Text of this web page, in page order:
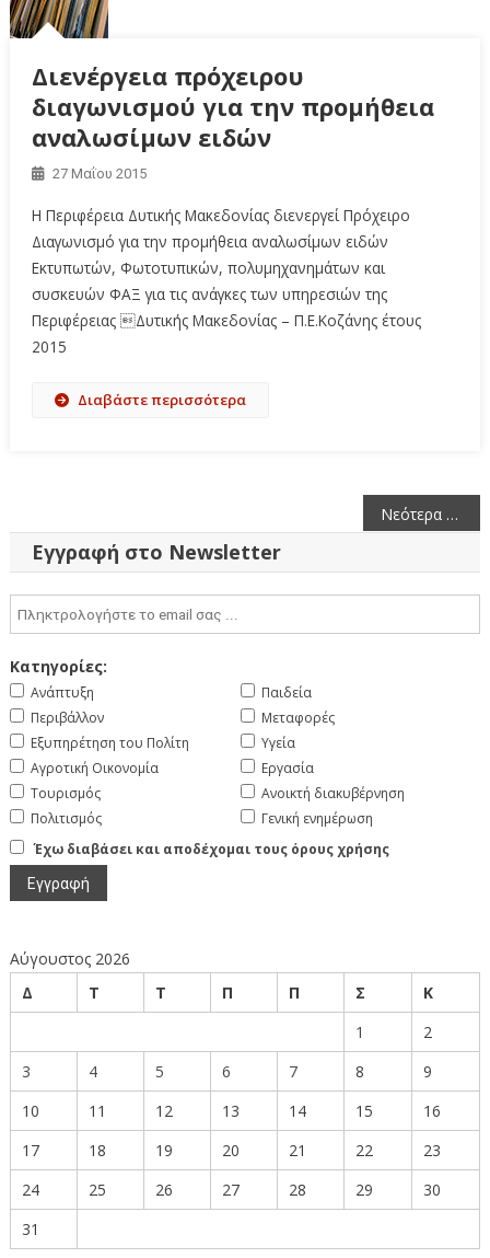
Διενέργεια πρόχειρου
διαγωνισμού για την προμήθεια
αναλωσίμων ειδών
27 Μαΐου 2015
Η Περιφέρεια Δυτικής Μακεδονίας διενεργεί Πρόχειρο
Διαγωνισμό για την προμήθεια αναλωσίμων ειδών
Εκτυπωτών, Φωτοτυπικών, πολυμηχανημάτων και
συσκευών ΦΑΞ για τις ανάγκες των υπηρεσιών της
Περιφέρειας Δυτικής Μακεδονίας – Π.Ε.Κοζάνης έτους
2015
Διαβάστε περισσότερα
άρθρων
Νεότερα άρθρα
Εγγραφή στο Newsletter
Κατηγορίες:
Ανάπτυξη
Περιβάλλον
Εξυπηρέτηση του Πολίτη
Αγροτική Οικονομία
Τουρισμός
Πολιτισμός
Παιδεία
Μεταφορές
Υγεία
Εργασία
Ανοικτή διακυβέρνηση
Γενική ενημέρωση
Έχω διαβάσει και αποδέχομαι τους όρους χρήσης
Αύγουστος 2026
Δ
Τ Τ Π Π Σ
Κ
1
2
3
4 5 6 7 8
9
10
11 12 13 14 15
16
17
18 19 20 21 22
23
24
25 26 27 28 29
30
31